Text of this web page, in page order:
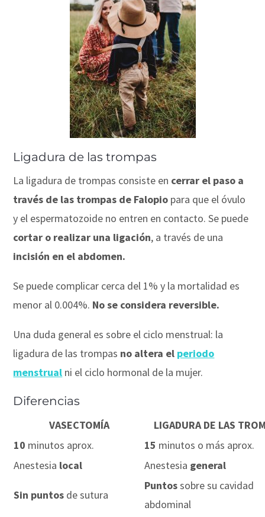
Ligadura de las trompas
La ligadura de trompas consiste en cerrar el paso a
través de las trompas de Falopio para que el óvulo
y el espermatozoide no entren en contacto. Se puede
cortar o realizar una ligación, a través de una
incisión en el abdomen.
Se puede complicar cerca del 1% y la mortalidad es
menor al 0.004%. No se considera reversible.
Una duda general es sobre el ciclo menstrual: la
ligadura de las trompas no altera el periodo
menstrual ni el ciclo hormonal de la mujer.
Diferencias
VASECTOMÍA
LIGADURA DE LAS
10 minutos aprox. 15 minutos o más aprox.
Anestesia local Anestesia general
Sin puntos de sutura
Puntossobre su cavidad
abdominal